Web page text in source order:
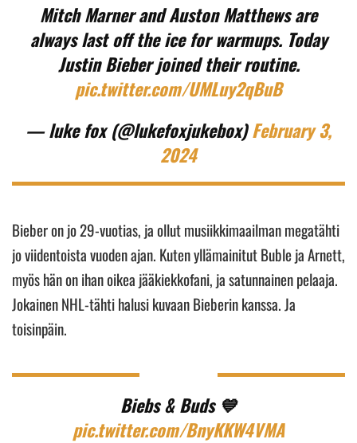
Mitch Marner and Auston Matthews are
always last off the ice for warmups. Today
Justin Bieber joined their routine.
pic.twitter.com/UMLuy2qBuB
— luke fox (@lukefoxjukebox)February 3,
2024
Bieber on jo 29-vuotias, ja ollut musiikkimaailman megatähti
jo viidentoista vuoden ajan. Kuten yllämainitut Buble ja Arnett,
myös hän on ihan oikea jääkiekkofani, ja satunnainen pelaaja.
Jokainen NHL-tähti halusi kuvaan Bieberin kanssa. Ja
toisinpäin.
Biebs & Buds 💙
pic.twitter.com/BnyKKW4VMA